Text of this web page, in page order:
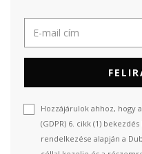
Hozzájárulok ahhoz, hogy
(GDPR) 6. cikk (1)
rendelkezése alapján a